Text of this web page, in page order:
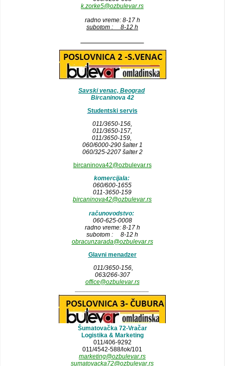
k.zorke5@ozbulevar.rs
radno vreme: 8-17 h
subotom : 8-12 h
Savski venac, Beograd
Bircaninova 42
Studentski servis
011/3650-156,
011/3650-157,
011/3650-159,
060/6000-290 šalter 1
060/325-2207 šalter 2
bircaninova42@ozbulevar.rs
komercijala:
060/600-1655
011-3650-159
bircaninova42@ozbulevar.rs
računovodstvo:
060-625-0008
radno vreme: 8-17 h
subotom : 8-12 h
obracunzarada@ozbulevar.rs
Glavni menadzer
011/3650-156,
063/266-307
office@ozbulevar.rs
Šumatovačka 72-Vračar
Logistika & Marketing
011/406-9292
011/4542-588/lok/101
marketing@ozbulevar.rs
sumatovacka72@ozbulevar.rs